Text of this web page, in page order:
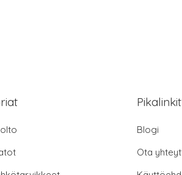
Pikalinkit
Blogi
Ota